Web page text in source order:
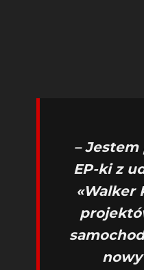
–
EP-ki z
«Walker